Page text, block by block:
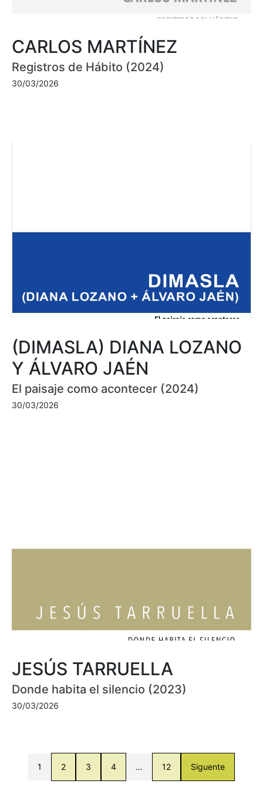
CARLOS MARTÍNEZ
Registros de Hábito (2024)
30/03/2026
(DIMASLA) DIANA LOZANO
Y ÁLVARO JAÉN
El paisaje como acontecer (2024)
30/03/2026
JESÚS TARRUELLA
Donde habita el silencio (2023)
30/03/2026
1 2 3 4 … 12 Siguente